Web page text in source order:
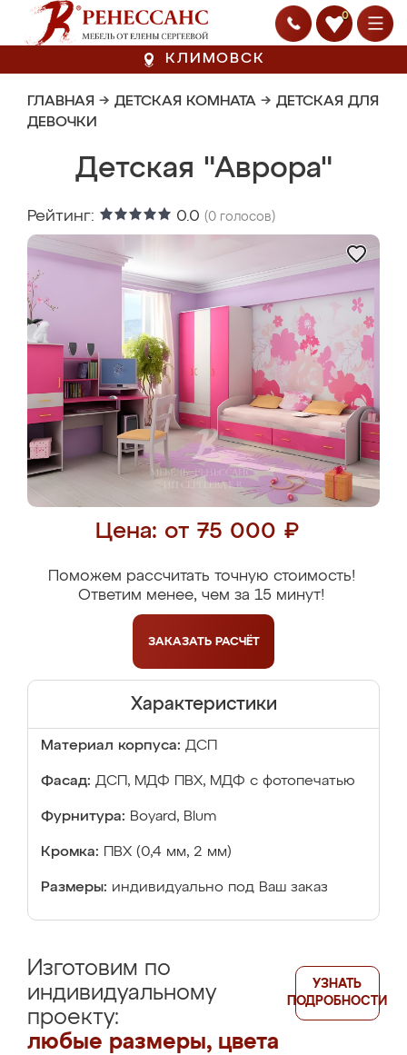
0
КЛИМОВСК
ГЛАВНАЯ → ДЕТСКАЯ КОМНАТА → ДЕТСКАЯ ДЛЯ
ДЕВОЧКИ
Детская "Аврора"
Рейтинг: 0.0 (0 голосов)
Цена: от 75 000 ₽
Поможем рассчитать точную стоимость!
Ответим менее, чем за 15 минут!
ЗАКАЗАТЬ РАСЧЁТ
Характеристики
Материал корпуса: ДСП
Фасад: ДСП, МДФ ПВХ, МДФ с фотопечатью
Фурнитура: Boyard, Blum
Кромка: ПВХ (0,4 мм, 2 мм)
Размеры: индивидуально под Ваш заказ
Изготовим по
индивидуальному
проекту:
любые размеры, цвета
УЗНАТЬ
ПОДРОБНОСТИ